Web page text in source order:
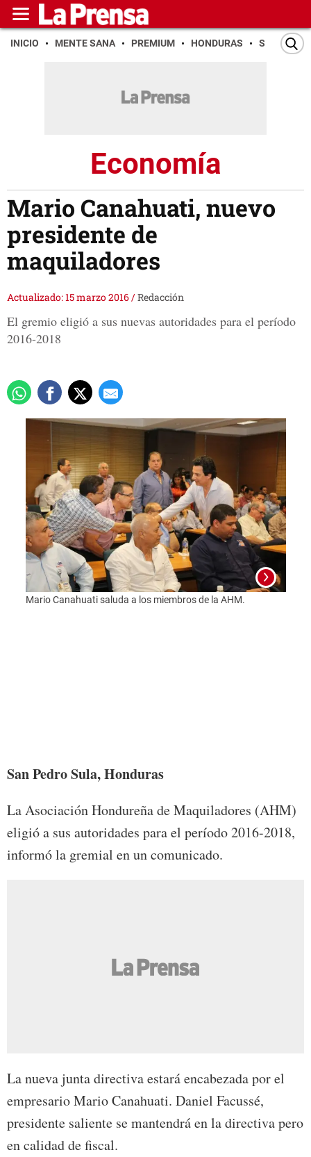
INICIO MENTE SANA PREMIUM HONDURAS SAN PEDRO
Economía
Mario Canahuati, nuevo
presidente de
maquiladores
Actualizado: 15 marzo 2016/Redacción
El gremio eligió a sus nuevas autoridades para el período
2016-2018
Mario Canahuati saluda a los miembros de la AHM.
San Pedro Sula, Honduras
La Asociación Hondureña de Maquiladores (AHM)
eligió a sus autoridades para el período 2016-2018,
informó la gremial en un comunicado.
La nueva junta directiva estará encabezada por el
empresario Mario Canahuati. Daniel Facussé,
presidente saliente se mantendrá en la directiva pero
en calidad de fiscal.